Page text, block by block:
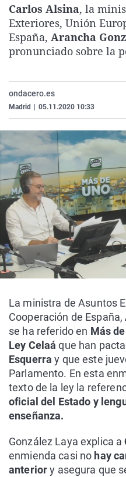
Carlos Alsina, la
Exteriores, Unión
España, Arancha
pronunciado sobre la
ondacero.es
Madrid 05.11.2020 10:33
La ministra de Asuntos
Cooperación de España,
se ha referido en Más
Ley Celaáque han
Esquerra y que este
Parlamento. En esta
texto de la ley la
oficial del Estado y
enseñanza.
González Laya explica a
enmienda casi no hay
anteriory asegura que